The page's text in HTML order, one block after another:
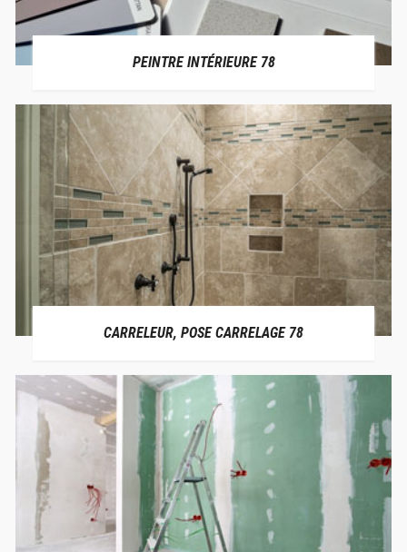
PEINTRE INTÉRIEURE 78
CARRELEUR, POSE CARRELAGE 78